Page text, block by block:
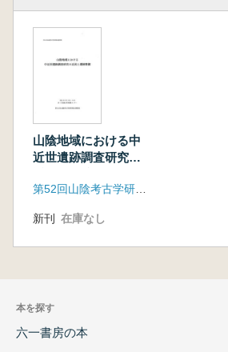
山陰地域における中
近世遺跡調査研究の
新刊 在庫なし
本を探す
六一書房の本